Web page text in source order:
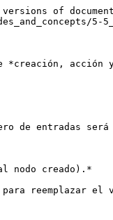
of
5-
*creación, acción
de entradas
nodo creado).*
reemplazar